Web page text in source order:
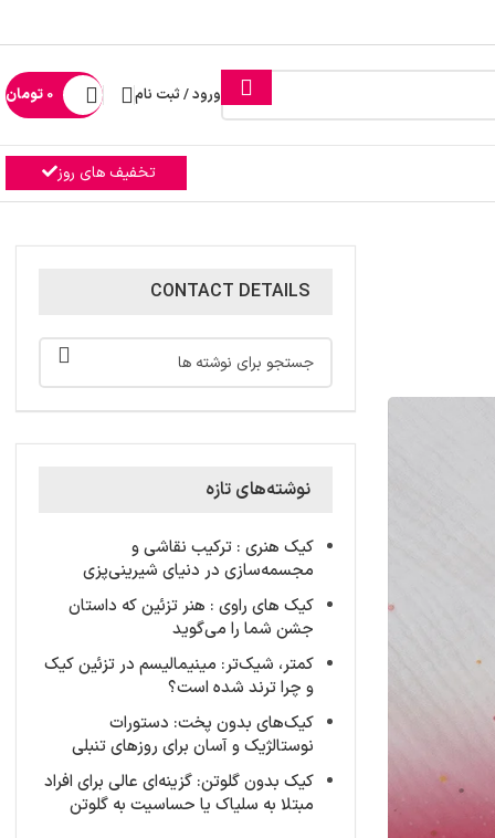
ورود / ثبت نام 0 تومان
تخفیف های روز
CONTACT DETAILS
نوشته‌های تازه
کیک‌ هنری : ترکیب نقاشی و
مجسمه‌سازی در دنیای شیرینی‌پزی
کیک های راوی : هنر تزئین که داستان
جشن شما را می‌گوید
کمتر، شیک‌تر: مینیمالیسم در تزئین کیک
و چرا ترند شده است؟
کیک‌های بدون پخت: دستورات
نوستالژیک و آسان برای روزهای تنبلی
کیک‌ بدون گلوتن: گزینه‌ای عالی برای افراد
مبتلا به سلیاک یا حساسیت به گلوتن